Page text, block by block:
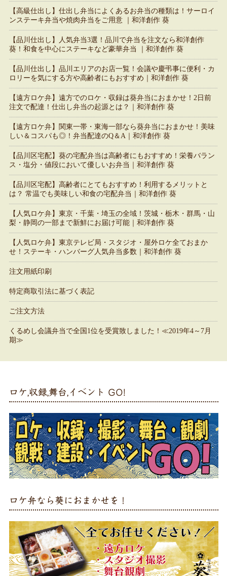
【高級仕出し】仕出し弁当によくあるお弁当の種類は！サーロイ
ンステーキ弁当や焼肉弁当をご用意 ｜和洋創作 葵
【品川仕出し】人気弁当3選！品川で弁当を注文なら和洋創作
葵！和食を中心にステーキなど豪華弁当 ｜和洋創作 葵
【品川仕出し】品川エリアのお店一覧！会議や慶弔事に便利・カ
ロリーを気にする方や高齢者にもおすすめ｜和洋創作 葵
【遠方ロケ弁】遠方でのロケ・収録は葵弁当におまかせ！2日前
注文で配達！仕出し弁当の起源とは？｜和洋創作 葵
【遠方ロケ弁】関東一帯・東海一部なら葵弁当におまかせ！美味
しい＆コスパも◎！弁当配達のQ＆A｜和洋創作 葵
【品川区宅配】葵の宅配弁当は高齢者にもおすすめ！栄養バラン
ス・塩分・値段において優しいお弁当｜和洋創作 葵
【品川区宅配】高齢者にとてもおすすめ！利用するメリットと
は？ 常温でも美味しい和食の宅配弁当｜和洋創作 葵
【人気ロケ弁】東京・千葉・埼玉の全域！茨城・栃木・群馬・山
梨・静岡の一部まで新鮮にお届け可能｜和洋創作 葵
【人気ロケ弁】東京テレビ局・スタジオ・屋外ロケ全ておまか
せ！ステーキ・ハンバーグ人気弁当多数｜和洋創作 葵
注文用紙印刷
特定商取引法に基づく表記
ご注文方法
くるめし会議弁当で全国1位を受賞致しました！≪2019年4～7月
期≫
ロケ,収録,舞台,イベント GO!
ロケ弁なら葵におまかせを！